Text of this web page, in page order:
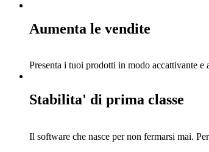
Aumenta le vendite
Presenta i tuoi prodotti in modo accattivante
Stabilita' di prima classe
Il software che nasce per non fermarsi mai.